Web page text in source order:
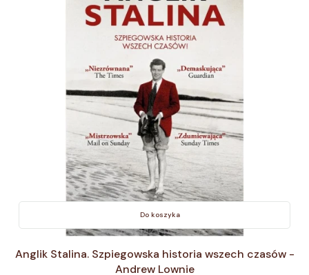
Do koszyka
Anglik Stalina. Szpiegowska historia wszech czasów -
Andrew Lownie